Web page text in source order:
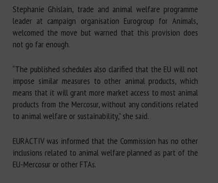
Stephanie Ghislain, trade and animal welfare programme
leader at campaign organisation Eurogroup for Animals,
welcomed the move but warned that this provision does
not go far enough.
“The published schedules also clarified that the EU will not
impose similar measures to other animal products, which
means that it will grant more market access to most animal
products from the Mercosur, without any conditions related
to animal welfare or sustainability,” she said.
EURACTIV was informed that the Commission has no other
inclusions related to animal welfare planned as part of the
EU-Mercosur or other FTAs.